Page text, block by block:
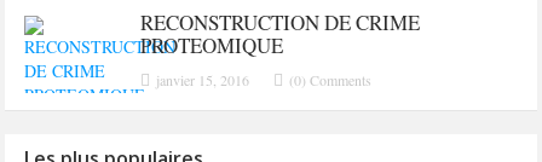
RECONSTRUCTION DE CRIME
PROTEOMIQUE
janvier 15, 2016 (0) Comments